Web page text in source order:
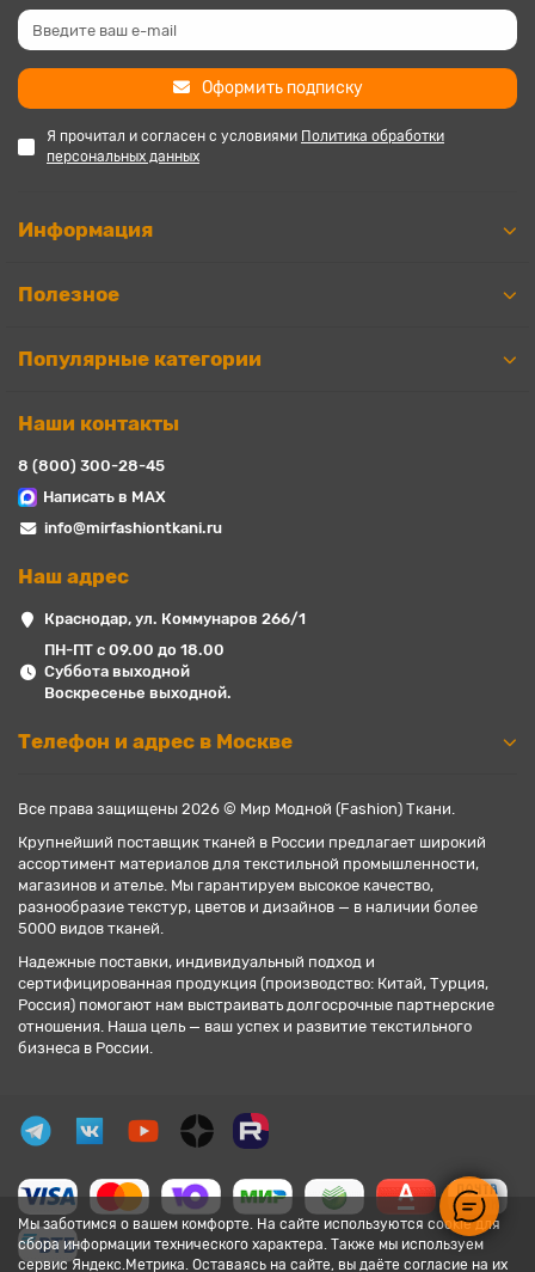
Мы заботимся о вашем комфорте. На сайте используются cookie для
сбора информации технического характера. Также мы используем
сервис Яндекс.Метрика. Оставаясь на сайте, вы даёте согласие на их
Оформить подписку
Я прочитал и согласен с условиями Политика обработки
персональных данных
Информация
Полезное
Популярные категории
Наши контакты
8 (800) 300-28-45
Написать в MAX
info@mirfashiontkani.ru
Наш адрес
Краснодар, ул. Коммунаров 266/1
ПН-ПТ с 09.00 до 18.00
Суббота выходной
Воскресенье выходной.
Телефон и адрес в Москве
Все права защищены 2026 © Мир Модной (Fashion) Ткани.
Крупнейший поставщик тканей в России предлагает широкий
ассортимент материалов для текстильной промышленности,
магазинов и ателье. Мы гарантируем высокое качество,
разнообразие текстур, цветов и дизайнов — в наличии более
5000 видов тканей.
Надежные поставки, индивидуальный подход и
сертифицированная продукция (производство: Китай, Турция,
Россия) помогают нам выстраивать долгосрочные партнерские
отношения. Наша цель — ваш успех и развитие текстильного
бизнеса в России.